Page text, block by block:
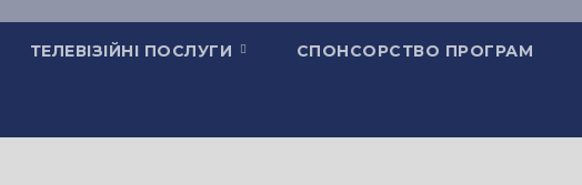
ТЕЛЕВІЗІЙНІ ПОСЛУГИ СПОНСОРСТВО ПРОГРАМ